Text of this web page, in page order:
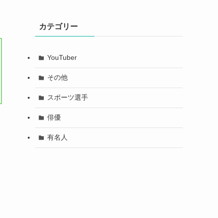
カテゴリー
YouTuber
その他
スポーツ選手
俳優
有名人